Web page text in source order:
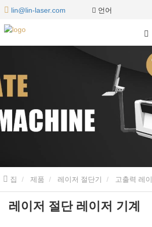
lin@lin-laser.com 언어
집 제품 레이저 절단기 고출력 레
절단 레이저 기계
레이저 절단 레이저 기계